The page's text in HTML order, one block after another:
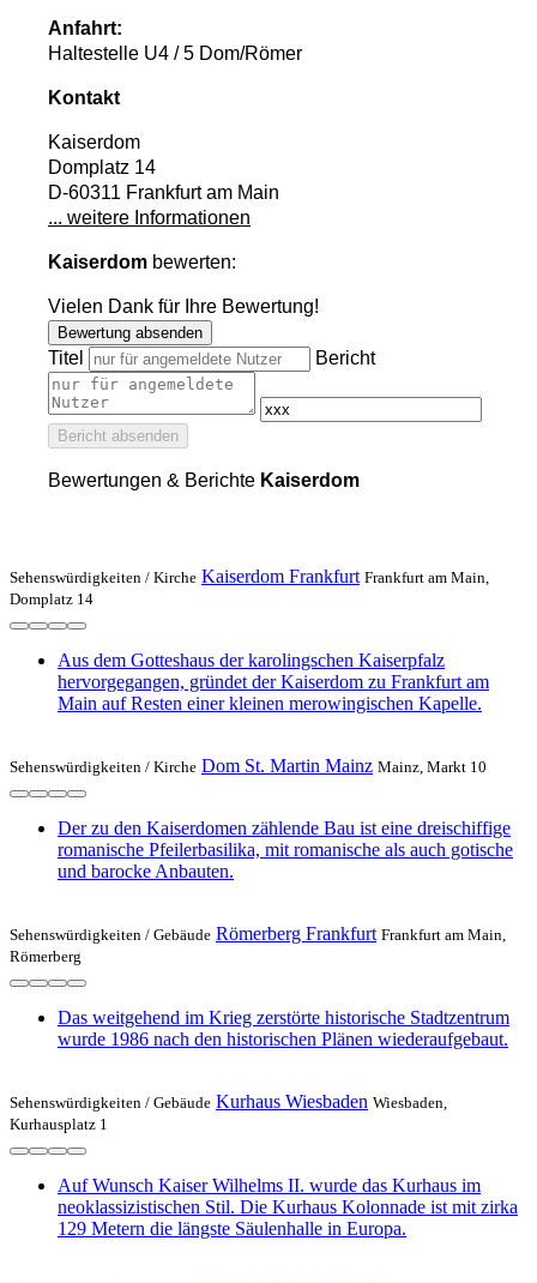
Anfahrt:
Haltestelle U4 / 5 Dom/Römer
Kontakt
Kaiserdom
Domplatz 14
D-60311 Frankfurt am Main
... weitere Informationen
Kaiserdom bewerten:
Vielen Dank für Ihre Bewertung!
Bewertung absenden
Titel Bericht
Bericht absenden
Bewertungen & Berichte Kaiserdom
Sehenswürdigkeiten / Kirche Kaiserdom Frankfurt Frankfurt am Main,
Domplatz 14
Aus dem Gotteshaus der karolingschen Kaiserpfalz
hervorgegangen, gründet der Kaiserdom zu Frankfurt am
Main auf Resten einer kleinen merowingischen Kapelle.
Sehenswürdigkeiten / Kirche Dom St. Martin Mainz Mainz, Markt 10
Der zu den Kaiserdomen zählende Bau ist eine dreischiffige
romanische Pfeilerbasilika, mit romanische als auch gotische
und barocke Anbauten.
Sehenswürdigkeiten / Gebäude Römerberg Frankfurt Frankfurt am Main,
Römerberg
Das weitgehend im Krieg zerstörte historische Stadtzentrum
wurde 1986 nach den historischen Plänen wiederaufgebaut.
Sehenswürdigkeiten / Gebäude Kurhaus Wiesbaden Wiesbaden,
Kurhausplatz 1
Auf Wunsch Kaiser Wilhelms II. wurde das Kurhaus im
neoklassizistischen Stil. Die Kurhaus Kolonnade ist mit zirka
129 Metern die längste Säulenhalle in Europa.